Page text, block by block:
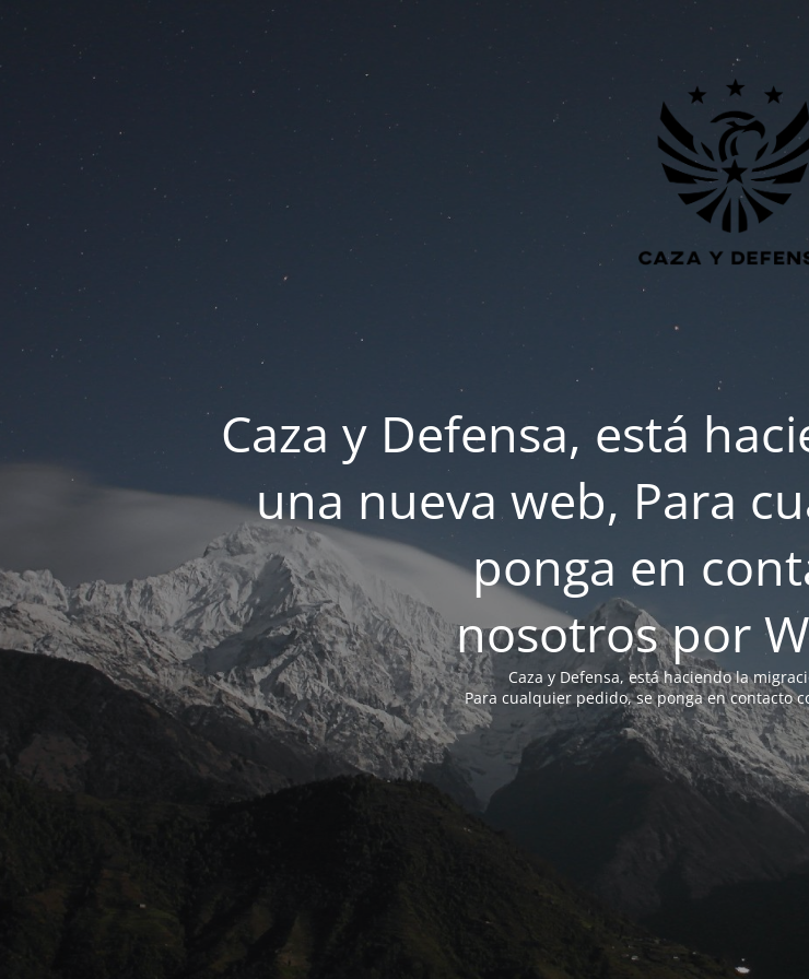
Caza y Defensa, está
una nueva web, Para
ponga en
nosotros por
Caza y Defensa, está haciendo la
Para cualquier pedido, se ponga en contacto